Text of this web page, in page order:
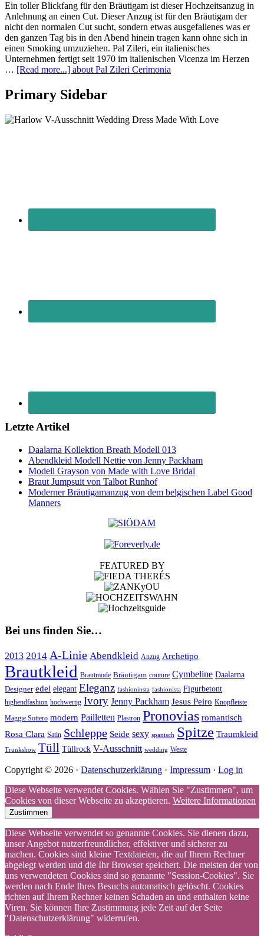
Ein toller Blickfang für den Bräutigam ist dieser Hochzeitsanzug in
Anlehnung an einen Cut. Dieser Anzug ist für den Bräutigam der
nicht den normalen Cut sucht, sondern etwas ausgefallenes was er
den ganzen Tag bis in den Abend hinein tragen kann ohne sich in
einen Smoking umzuziehen. Pal Zileri, ein italienisches
Unternehmen fertigt seit 1970 im italienischen Vicenza im Herzen
… [Read more...] about Pal Zileri Cerimonia
Primary Sidebar
Letzte Artikel
Daalarna Kollektion Breath Modell 013
Abendkleid Modell Nettie von Jenny Packham
Modell Grayson von Made with Love Bridal
Braut Jumpsuit von Talbot Runhof
Moderner Bräutigamanzug von dem belgischen Label Good
Manners
FEATURED BY
Bei uns finden Sie…
2013 2014 A-Linie Abendkleid Anzug Archetipo
Brautkleid Brautmode Bräutigam couture Cymbeline Daalarna
Designer edel elegant Eleganz fashioninsta fashionista Figurbetont
highendfashion hochwertig Ivory Jenny Packham Jesus Peiro Knopfleiste
Maggie Sottero modern Pailletten Plastron Pronovias romantisch
Rosa Clara Satin Schleppe Seide sexy spanisch Spitze Traumkleid
Trunkshow Tüll Tüllrock V-Ausschnitt wedding Weste
Copyright © 2026 · Datenschutzerklärung · Impressum · Log in
Diese Webseite verwendet Cookies. Wählen Sie "Zustimmen", um
Cookies von dieser Webseite zu akzeptieren. Weitere Informationen
Zustimmen
Diese Webseite verwendet so genannte Cookies. Sie dienen dazu,
unser Angebot nutzerfreundlicher, effektiver und sicherer zu
machen. Cookies sind kleine Textdateien, die auf Ihrem Rechner
abgelegt werden und die Ihr Browser speichert. Die meisten der von
uns verwendeten Cookies sind so genannte "Session-Cookies". Sie
werden nach Ende Ihres Besuchs automatisch gelöscht. Cookies
richten auf Ihrem Rechner keinen Schaden an und enthalten keine
Viren. Sie können Ihre Zustimmung jede Zeit auf der Seite
"Datenschutzerklärung" widerrufen.